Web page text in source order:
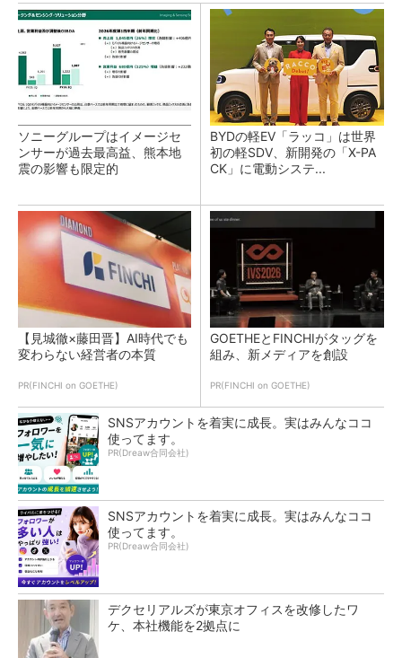
ソニーグループはイメージセ
ンサーが過去最高益、熊本地
震の影響も限定的
BYDの軽EV「ラッコ」は世界
初の軽SDV、新開発の「X-PA
CK」に電動システ...
【見城徹×藤田晋】AI時代でも
変わらない経営者の本質
PR(FINCHI on GOETHE)
GOETHEとFINCHIがタッグを
組み、新メディアを創設
PR(FINCHI on GOETHE)
SNSアカウントを着実に成長。実はみんなココ
使ってます。
PR(Dreaw合同会社)
SNSアカウントを着実に成長。実はみんなココ
使ってます。
PR(Dreaw合同会社)
デクセリアルズが東京オフィスを改修したワ
ケ、本社機能を2拠点に